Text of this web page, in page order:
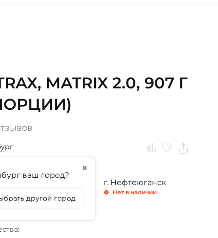
MATRIX 2.0, 907 Г
✖
ваш город?
другой город
г. Тюмень г. Нефтеюганск
Нет в наличии